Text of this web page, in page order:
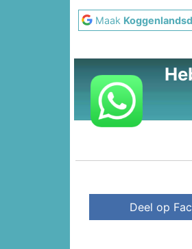
Maak
Deel op